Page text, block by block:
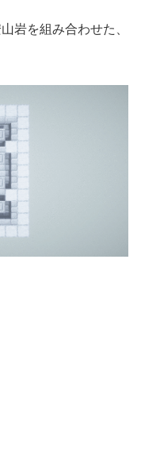
岩を組み合わせた、